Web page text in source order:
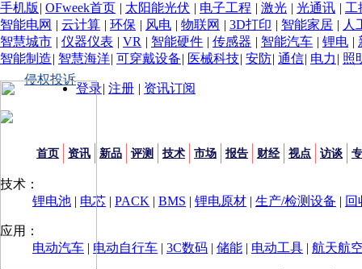
手机版 | OFweek首页 | 太阳能光伏 | 电子工程 | 激光 | 光通讯 | 工
智能电网 | 云计算 | 环保 | 风电 | 物联网 | 3D打印 | 智能家居 | 人
智慧城市 | 仪器仪表 | VR | 智能硬件 | 传感器 | 智能汽车 | 锂电 |
智能制造| 智慧海洋| 可穿戴设备| 医械科技| 安防| 通信| 电力 | 照
侵权投诉
登录| 注册 | 资讯订阅
首页 资讯 新品 评测 技术 市场 报告 财经 视点 访谈
技术：
锂电池 | 电芯 | PACK | BMS | 锂电原材 | 生产/检测设备 | 回
应用：
电动汽车 | 电动自行车 | 3C数码 | 储能 | 电动工具 | 航天航